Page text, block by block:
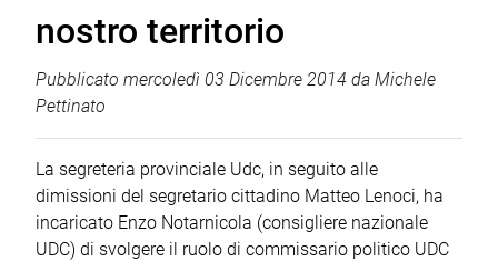
nostro territorio
Pubblicato mercoledì 03 Dicembre 2014 da Michele
Pettinato
La segreteria provinciale Udc, in seguito alle
dimissioni del segretario cittadino Matteo Lenoci, ha
incaricato Enzo Notarnicola (consigliere nazionale
UDC) di svolgere il ruolo di commissario politico UDC